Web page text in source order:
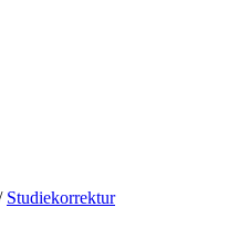
Studiekorrektur